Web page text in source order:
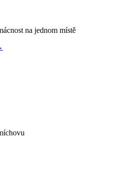
na jednom místě